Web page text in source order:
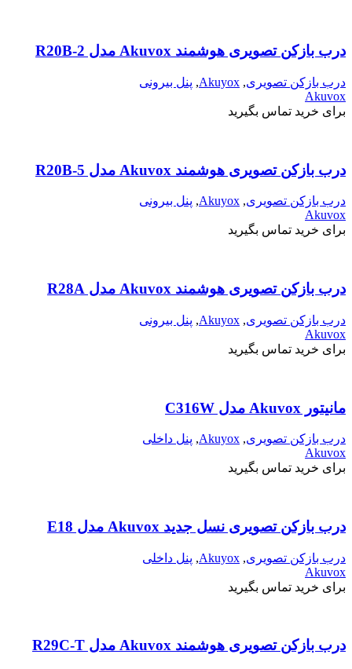
درب بازکن تصویری هوشمند Akuvox مدل R20B-2
درب بازکن تصویری,
Akuyox
, پنل بیرونی
Akuvox
برای خرید تماس بگیرید
درب بازکن تصویری هوشمند Akuvox مدل R20B-5
درب بازکن تصویری,
Akuyox
, پنل بیرونی
Akuvox
برای خرید تماس بگیرید
درب بازکن تصویری هوشمند Akuvox مدل R28A
درب بازکن تصویری,
Akuyox
, پنل بیرونی
Akuvox
برای خرید تماس بگیرید
مانیتور Akuvox مدل C316W
درب بازکن تصویری,
Akuyox
, پنل داخلی
Akuvox
برای خرید تماس بگیرید
درب بازکن تصویری نسل جدید Akuvox مدل E18
درب بازکن تصویری,
Akuyox
, پنل داخلی
Akuvox
برای خرید تماس بگیرید
درب بازکن تصویری هوشمند Akuvox مدل R29C-T